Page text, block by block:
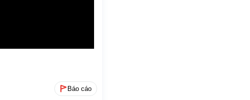
Báo cáo